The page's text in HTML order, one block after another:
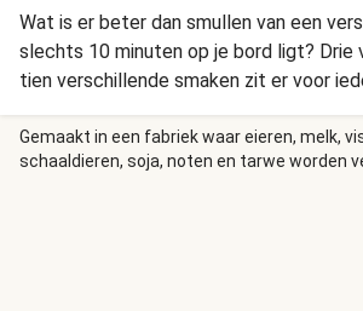
Wat is er beter dan smullen van een
slechts 10 minuten op je bord ligt? Drie
tien verschillende smaken zit er voor
Ga vanavond voor pizza salami, kip
crudo. Dat is gemakkelijk genieten.
Gemaakt in een fabriek waar eieren, melk,
schaaldieren, soja, noten en tarwe worden